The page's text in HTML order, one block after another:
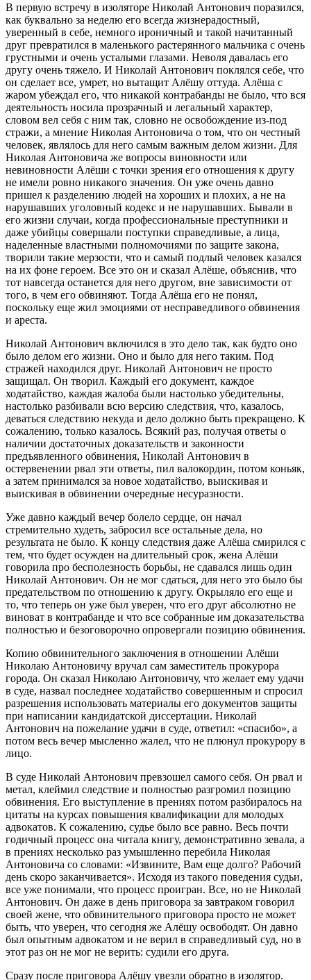
В первую встречу в изоляторе Николай Антонович поразился,
как буквально за неделю его всегда жизнерадостный,
уверенный в себе, немного ироничный и такой начитанный
друг превратился в маленького растерянного мальчика с очень
грустными и очень усталыми глазами. Неволя давалась его
другу очень тяжело. И Николай Антонович поклялся себе, что
он сделает все, умрет, но вытащит Алёшу оттуда. Алёша с
жаром убеждал его, что никакой контрабанды не было, что вся
деятельность носила прозрачный и легальный характер,
словом вел себя с ним так, словно не освобождение из-под
стражи, а мнение Николая Антоновича о том, что он честный
человек, являлось для него самым важным делом жизни. Для
Николая Антоновича же вопросы виновности или
невиновности Алёши с точки зрения его отношения к другу
не имели ровно никакого значения. Он уже очень давно
пришел к разделению людей на хороших и плохих, а не на
нарушавших уголовный кодекс и не нарушавших. Бывали в
его жизни случаи, когда профессиональные преступники и
даже убийцы совершали поступки справедливые, а лица,
наделенные властными полномочиями по защите закона,
творили такие мерзости, что и самый подлый человек казался
на их фоне героем. Все это он и сказал Алёше, объяснив, что
тот навсегда останется для него другом, вне зависимости от
того, в чем его обвиняют. Тогда Алёша его не понял,
поскольку еще жил эмоциями от несправедливого обвинения
и ареста.
Николай Антонович включился в это дело так, как будто оно
было делом его жизни. Оно и было для него таким. Под
стражей находился друг. Николай Антонович не просто
защищал. Он творил. Каждый его документ, каждое
ходатайство, каждая жалоба были настолько убедительны,
настолько разбивали всю версию следствия, что, казалось,
деваться следствию некуда и дело должно быть прекращено. К
сожалению, только казалось. Всякий раз, получая ответы о
наличии достаточных доказательств и законности
предъявленного обвинения, Николай Антонович в
остервенении рвал эти ответы, пил валокордин, потом коньяк,
а затем принимался за новое ходатайство, выискивая и
выискивая в обвинении очередные несуразности.
Уже давно каждый вечер болело сердце, он начал
стремительно худеть, забросил все остальные дела, но
результата не было. К концу следствия даже Алёша смирился с
тем, что будет осужден на длительный срок, жена Алёши
говорила про бесполезность борьбы, не сдавался лишь один
Николай Антонович. Он не мог сдаться, для него это было бы
предательством по отношению к другу. Окрыляло его еще и
то, что теперь он уже был уверен, что его друг абсолютно не
виноват в контрабанде и что все собранные им доказательства
полностью и безоговорочно опровергали позицию обвинения.
Копию обвинительного заключения в отношении Алёши
Николаю Антоновичу вручал сам заместитель прокурора
города. Он сказал Николаю Антоновичу, что желает ему удачи
в суде, назвал последнее ходатайство совершенным и спросил
разрешения использовать материалы его документов защиты
при написании кандидатской диссертации. Николай
Антонович на пожелание удачи в суде, ответил: «спасибо», а
потом весь вечер мысленно жалел, что не плюнул прокурору в
лицо.
В суде Николай Антонович превзошел самого себя. Он рвал и
метал, клеймил следствие и полностью разгромил позицию
обвинения. Его выступление в прениях потом разбиралось на
цитаты на курсах повышения квалификации для молодых
адвокатов. К сожалению, судье было все равно. Весь почти
годичный процесс она читала книгу, демонстративно зевала, а
в прениях несколько раз умышленно перебила Николая
Антоновича со словами: «Извините, Вам еще долго? Рабочий
день скоро заканчивается». Исходя из такого поведения судьи,
все уже понимали, что процесс проигран. Все, но не Николай
Антонович. Он даже в день приговора за завтраком говорил
своей жене, что обвинительного приговора просто не может
быть, что уверен, что сегодня же Алёшу освободят. Он давно
был опытным адвокатом и не верил в справедливый суд, но в
этот раз он не мог не верить: судили его друга.
Сразу после приговора Алёшу увезли обратно в изолятор.